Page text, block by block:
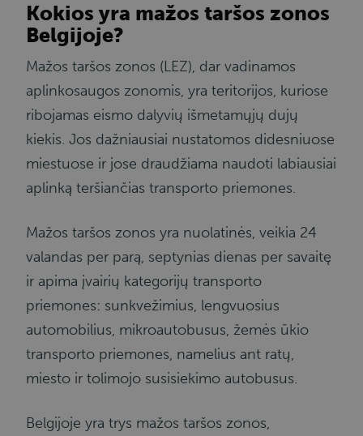
Kokios yra mažos taršos zonos
Belgijoje?
Mažos taršos zonos (LEZ), dar vadinamos
aplinkosaugos zonomis, yra teritorijos, kuriose
ribojamas eismo dalyvių išmetamųjų dujų
kiekis. Jos dažniausiai nustatomos didesniuose
miestuose ir jose draudžiama naudoti labiausiai
aplinką teršiančias transporto priemones.
Mažos taršos zonos yra nuolatinės, veikia 24
valandas per parą, septynias dienas per savaitę
ir apima įvairių kategorijų transporto
priemones: sunkvežimius, lengvuosius
automobilius, mikroautobusus, žemės ūkio
transporto priemones, namelius ant ratų,
miesto ir tolimojo susisiekimo autobusus.
Belgijoje yra trys mažos taršos zonos,